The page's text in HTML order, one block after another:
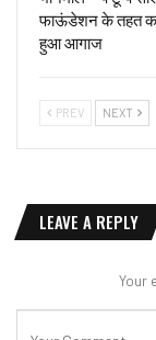
फाऊंडेशन के तहत
हुआ आगाज
PREV NEXT
LEAVE A REPLY
Your